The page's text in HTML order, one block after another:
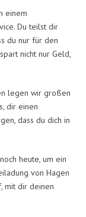
einem
Du teilst dir
du nur für den
nicht nur Geld,
legen wir großen
dir einen
dass du dich in
heute, um ein
von Hagen
mit dir deinen